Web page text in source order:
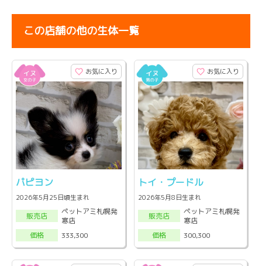
この店舗の他の生体一覧
お気に入り
パピヨン
2026年5月25日頃生まれ
販売店
ペットアミ札幌発
寒店
価格
333,300
お気に入り
トイ・プードル
2026年5月8日生まれ
販売店
ペットアミ札幌発
寒店
価格
300,300